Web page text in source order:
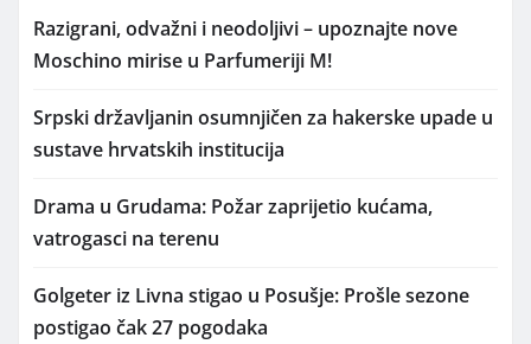
Razigrani, odvažni i neodoljivi – upoznajte nove
Moschino mirise u Parfumeriji M!
Srpski državljanin osumnjičen za hakerske upade u
sustave hrvatskih institucija
Drama u Grudama: Požar zaprijetio kućama,
vatrogasci na terenu
Golgeter iz Livna stigao u Posušje: Prošle sezone
postigao čak 27 pogodaka